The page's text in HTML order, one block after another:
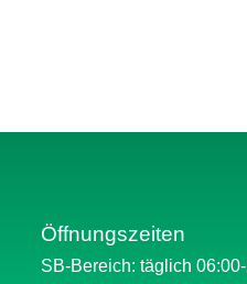
Öffnungszeiten
SB-Bereich: täglich